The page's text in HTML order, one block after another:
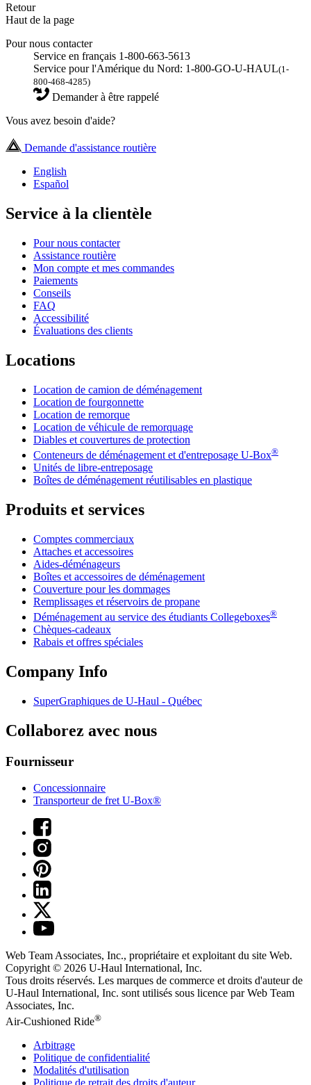
Retour
Haut de la page
Pour nous contacter
Service en français 1-800-663-5613
Service pour l'Amérique du Nord: 1-800-GO-U-HAUL(1-
800-468-4285)
Demander à être rappelé
Vous avez besoin d'aide?
Demande d'assistance routière
English
Español
Service à la clientèle
Pour nous contacter
Assistance routière
Mon compte et mes commandes
Paiements
Conseils
FAQ
Accessibilité
Évaluations des clients
Locations
Location de camion de déménagement
Location de fourgonnette
Location de remorque
Location de véhicule de remorquage
Diables et couvertures de protection
Conteneurs de déménagement et d'entreposage U-Box®
Unités de libre-entreposage
Boîtes de déménagement réutilisables en plastique
Produits et services
Comptes commerciaux
Attaches et accessoires
Aides-déménageurs
Boîtes et accessoires de déménagement
Couverture pour les dommages
Remplissages et réservoirs de propane
Déménagement au service des étudiants Collegeboxes®
Chèques-cadeaux
Rabais et offres spéciales
Company Info
SuperGraphiques de U-Haul - Québec
Collaborez avec nous
Fournisseur
Concessionnaire
Transporteur de fret U-Box®
Web Team Associates, Inc., propriétaire et exploitant du site Web.
Copyright © 2026 U-Haul International, Inc.
Tous droits réservés. Les marques de commerce et droits d'auteur de
U-Haul International, Inc. sont utilisés sous licence par Web Team
Associates, Inc.
Air-Cushioned Ride®
Arbitrage
Politique de confidentialité
Modalités d'utilisation
Politique de retrait des droits d'auteur